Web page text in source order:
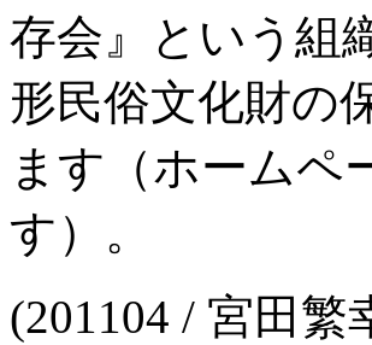
存会』という組
形民俗文化財の
ます（ホームペ
す）。
(201104 / 宮田繁